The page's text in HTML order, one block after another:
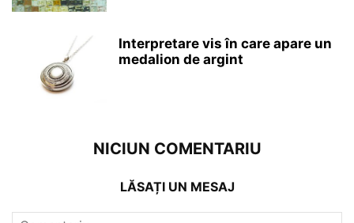
Interpretare vis în care apare un
medalion de argint
NICIUN COMENTARIU
LĂSAȚI UN MESAJ